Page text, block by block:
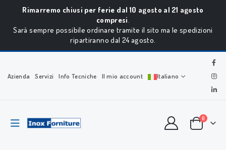
Rimarremo chiusi per ferie dal 10 agosto al 21 agosto
compresi.
Sarà sempre possibile ordinare tramite il sito ma le spedizioni
ripartiranno dal 24 agosto.
Azienda Servizi Info Tecniche Il mio account Italiano
0